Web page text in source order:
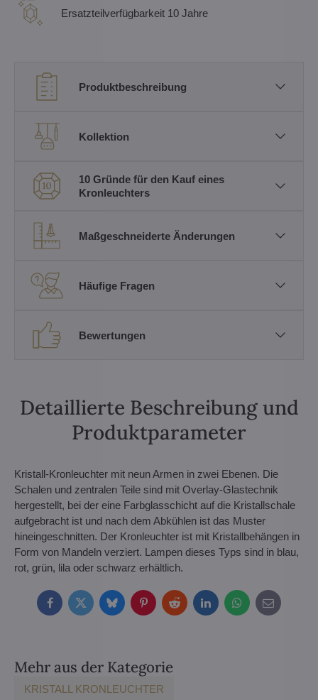
Ersatzteilverfügbarkeit 10 Jahre
Produktbeschreibung
Kollektion
10 Gründe für den Kauf eines
Kronleuchters
Maßgeschneiderte Änderungen
Häufige Fragen
Bewertungen
Detaillierte Beschreibung und
Produktparameter
Kristall-Kronleuchter mit neun Armen in zwei Ebenen. Die
Schalen und zentralen Teile sind mit Overlay-Glastechnik
hergestellt, bei der eine Farbglasschicht auf die Kristallschale
aufgebracht ist und nach dem Abkühlen ist das Muster
hineingeschnitten. Der Kronleuchter ist mit Kristallbehängen in
Form von Mandeln verziert. Lampen dieses Typs sind in blau,
rot, grün, lila oder schwarz erhältlich.
FacebookTwitterBlueskyPinterestRedditLinkedInWhatsApp
E-
mail
Mehr aus der Kategorie
KRISTALL KRONLEUCHTER